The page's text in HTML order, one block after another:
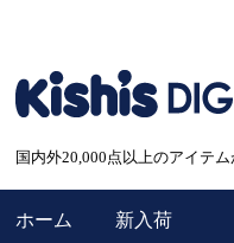
国内外20,000点以上のアイテ
ホーム 新入荷